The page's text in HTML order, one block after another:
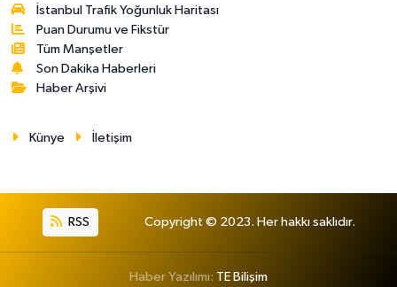
İstanbul Trafik Yoğunluk Haritası
Puan Durumu ve Fikstür
Tüm Manşetler
Son Dakika Haberleri
Haber Arşivi
Künye İletişim
RSS Copyright © 2023. Her hakkı saklıdır.
Haber Yazılımı: TE Bilişim